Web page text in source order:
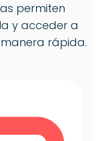
permiten
y acceder a
rápida.